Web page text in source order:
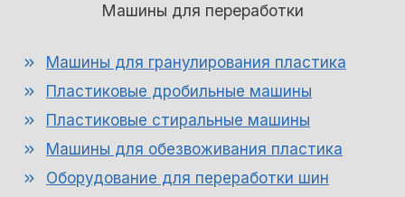
Машины для переработки
Машины для гранулирования пластика
Пластиковые дробильные машины
Пластиковые стиральные машины
Машины для обезвоживания пластика
Оборудование для переработки шин